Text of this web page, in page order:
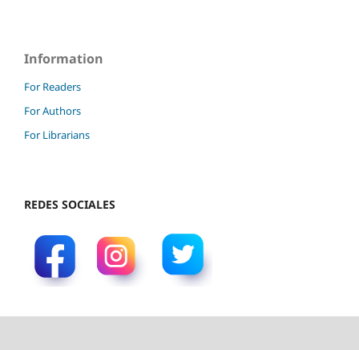
Information
For Readers
For Authors
For Librarians
REDES SOCIALES